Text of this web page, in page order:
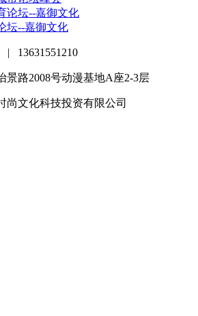
坛--嘉御文化
| 13631551210
景路2008号动漫基地A座2-3层
尚文化科技投资有限公司